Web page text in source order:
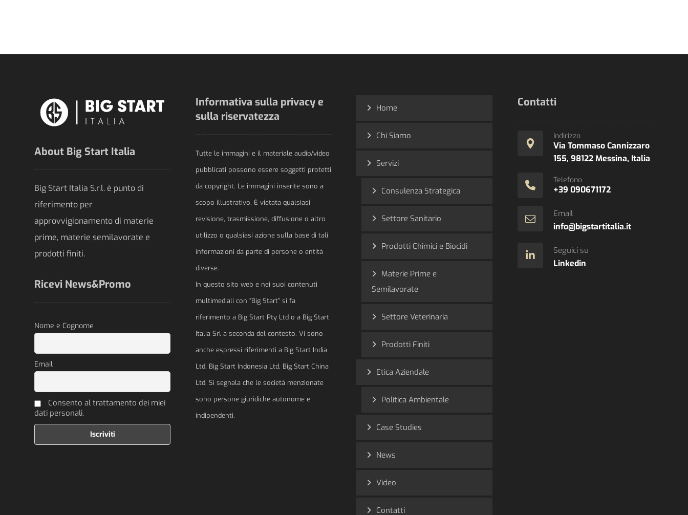
About Big Start Italia
Big Start Italia S.r.l. è punto di
riferimento per
approvvigionamento di materie
prime, materie semilavorate e
prodotti finiti.
Ricevi News&Promo
Nome e Cognome
Email
Consento al trattamento dei miei
dati personali.
Informativa sulla privacy e
sulla riservatezza
Tutte le immagini e il materiale audio/video
pubblicati possono essere soggetti protetti
da copyright. Le immagini inserite sono a
scopo illustrativo. È vietata qualsiasi
revisione, trasmissione, diffusione o altro
utilizzo o qualsiasi azione sulla base di tali
informazioni da parte di persone o entità
diverse.
In questo sito web e nei suoi contenuti
multimediali con “Big Start” si fa
riferimento a Big Start Pty Ltd o a Big Start
Italia Srl a seconda del contesto. Vi sono
anche espressi riferimenti a Big Start India
Ltd, Big Start Indonesia Ltd, Big Start China
Ltd. Si segnala che le società menzionate
sono persone giuridiche autonome e
indipendenti.
Home
Chi Siamo
Servizi
Consulenza Strategica
Settore Sanitario
Prodotti Chimici e Biocidi
Materie Prime e
Semilavorate
Settore Veterinaria
Prodotti Finiti
Etica Aziendale
Politica Ambientale
Case Studies
News
Video
Contatti
Contatti
Indirizzo
Via Tommaso Cannizzaro
155, 98122 Messina, Italia
Telefono
+39 090671172
Email
info@bigstartitalia.it
Seguici su
Linkedin